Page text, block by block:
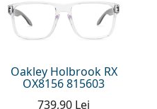
Oakley Holbrook RX
OX8156 815603
739,90 Lei